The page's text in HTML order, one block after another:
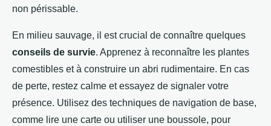
non périssable.
En milieu sauvage, il est crucial de connaître quelques
conseils de survie. Apprenez à reconnaître les plantes
comestibles et à construire un abri rudimentaire. En cas
de perte, restez calme et essayez de signaler votre
présence. Utilisez des techniques de navigation de base,
comme lire une carte ou utiliser une boussole, pour